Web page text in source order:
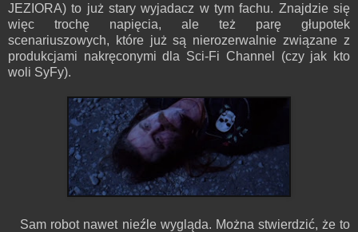
JEZIORA) to już stary wyjadacz w tym fachu. Znajdzie się
więc trochę napięcia, ale też parę głupotek
scenariuszowych, które już są nierozerwalnie związane z
produkcjami nakręconymi dla Sci-Fi Channel (czy jak kto
woli SyFy).
Sam robot nawet nieźle wygląda. Można stwierdzić, że to